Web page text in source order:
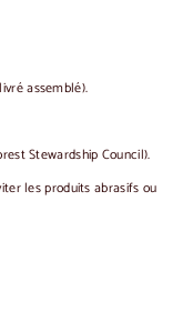
assemblé).
Stewardship Council).
les produits abrasifs ou